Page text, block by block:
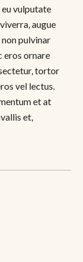
vulputate
augue
pulvinar
eros ornare
tortor
vel lectus.
et at
et,